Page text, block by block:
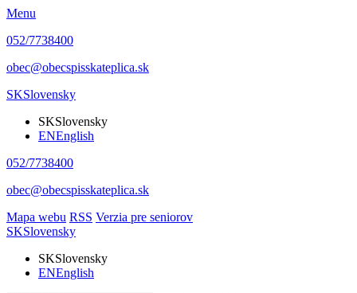
Menu
052/7738400
obec@obecspisskateplica.sk
SKSlovensky
SKSlovensky
ENEnglish
052/7738400
obec@obecspisskateplica.sk
Mapa webu RSS Verzia pre seniorov
SKSlovensky
SKSlovensky
ENEnglish